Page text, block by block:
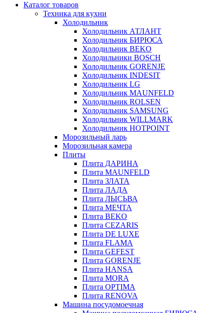
Каталог товаров
Техника для кухни
Холодильник
Холодильник АТЛАНТ
Холодильник БИРЮСА
Холодильник BEKO
Холодильники BOSCH
Холодильник GORENJE
Холодильник INDESIT
Холодильник LG
Холодильник MAUNFELD
Холодильник ROLSEN
Холодильник SAMSUNG
Холодильник WILLMARK
Холодильник HOTPOINT
Морозильный ларь
Морозильная камера
Плиты
Плита ДАРИНА
Плита MAUNFELD
Плита ЗЛАТА
Плита ЛАДА
Плита ЛЫСЬВА
Плита МЕЧТА
Плита BEKO
Плита CEZARIS
Плита DE LUXE
Плита FLAMA
Плита GEFEST
Плита GORENJE
Плита HANSA
Плита MORA
Плита OPTIMA
Плита RENOVA
Машина посудомоечная